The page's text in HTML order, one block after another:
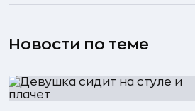
Новости по теме